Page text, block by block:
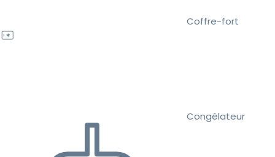
Coffre-fort
Congélateur